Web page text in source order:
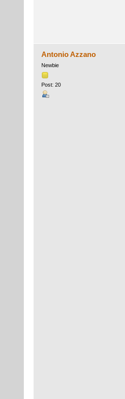
Antonio Azzano
Newbie
Post: 20